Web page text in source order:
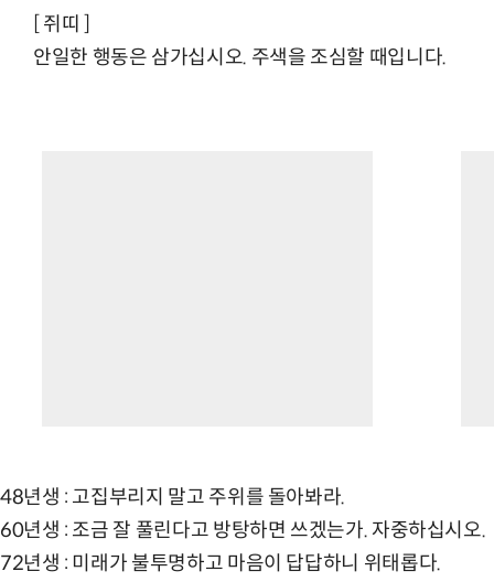
[ 쥐띠 ]
안일한 행동은 삼가십시오. 주색을 조심할 때입니다.
48년생 : 고집부리지 말고 주위를 돌아봐라.
60년생 : 조금 잘 풀린다고 방탕하면 쓰겠는가. 자중하십시오.
72년생 : 미래가 불투명하고 마음이 답답하니 위태롭다.